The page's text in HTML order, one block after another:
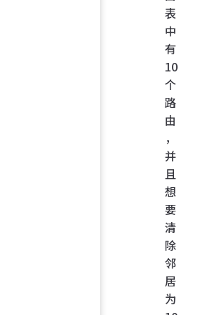
表
中
有
10
个
路
由
，
并
且
想
要
清
除
邻
居
为